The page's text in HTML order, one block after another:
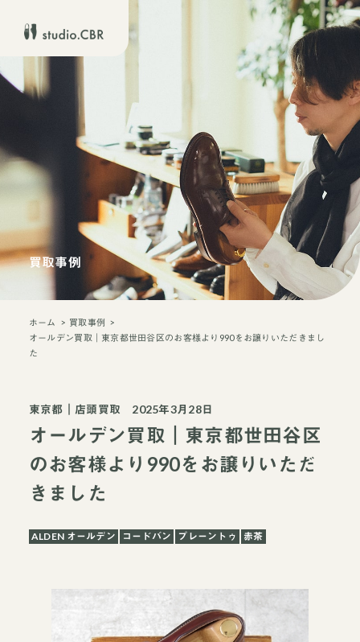
買取事例
ホーム
買取事例
オールデン買取｜東京都世田谷区のお客様より990をお譲りいただきまし
た
東京都 店頭買取 2025年3月28日
オールデン買取｜東京都世田谷区
のお客様より990をお譲りいただ
きました
ALDEN オールデン コードバン プレーントゥ 赤茶